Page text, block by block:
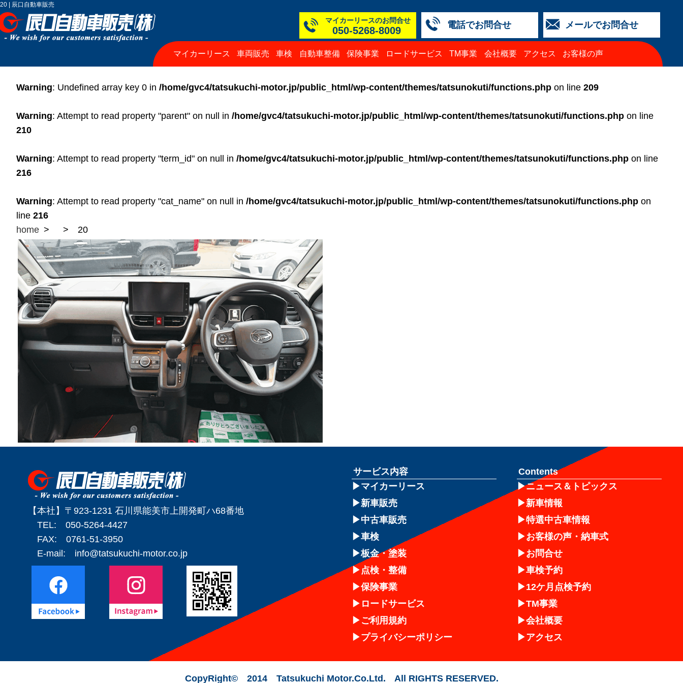
20 | 辰口自動車販売
メールでお問合せ
電話でお問合せ
050-5264-4427
050-5268-8009
076-233-2318
076-255-0024
0776-33-2424
050-5264-4430
マイカーリースのお問合せ
050-5268-8009
マイカーリース 車両販売 車検 自動車整備 保険事業 ロードサービス TM事業 会社概要 アクセス お客様の声
Warning: Undefined array key 0 in /home/gvc4/tatsukuchi-motor.jp/public_html/wp-content/themes/tatsunokuti/functions.php on line 209
Warning: Attempt to read property "parent" on null in /home/gvc4/tatsukuchi-motor.jp/public_html/wp-content/themes/tatsunokuti/functions.php on line
210
Warning: Attempt to read property "term_id" on null in /home/gvc4/tatsukuchi-motor.jp/public_html/wp-content/themes/tatsunokuti/functions.php on line
216
Warning: Attempt to read property "cat_name" on null in /home/gvc4/tatsukuchi-motor.jp/public_html/wp-content/themes/tatsunokuti/functions.php on
line 216
home
20
【本社】〒923-1231 石川県能美市上開発町ハ68番地
TEL: 050-5264-4427
FAX: 0761-51-3950
E-mail: info@tatsukuchi-motor.co.jp
サービス内容
マイカーリース
新車販売
中古車販売
車検
板金・塗装
点検・整備
保険事業
ロードサービス
ご利用規約
プライバシーポリシー
Contents
ニュース＆トピックス
新車情報
特選中古車情報
お客様の声・納車式
お問合せ
車検予約
12ケ月点検予約
TM事業
会社概要
アクセス
CopyRight© 2014 Tatsukuchi Motor.Co.Ltd. All RIGHTS RESERVED.